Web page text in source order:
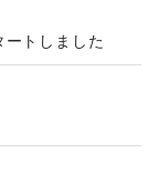
ートしました